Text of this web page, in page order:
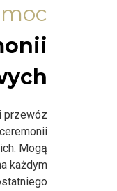
przewóz
Mogą
każdym